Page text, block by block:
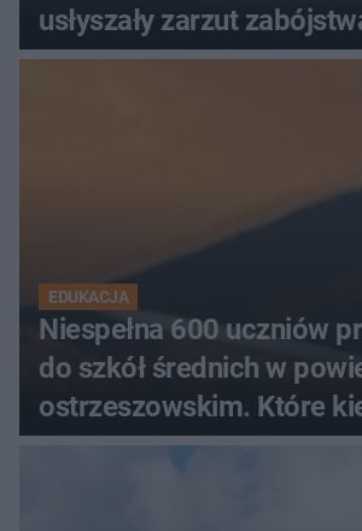
usłyszały zarzut
EDUKACJA
Niespełna 600 uczniów
do szkół średnich w
ostrzeszowskim. Które
wybierali najczęściej?